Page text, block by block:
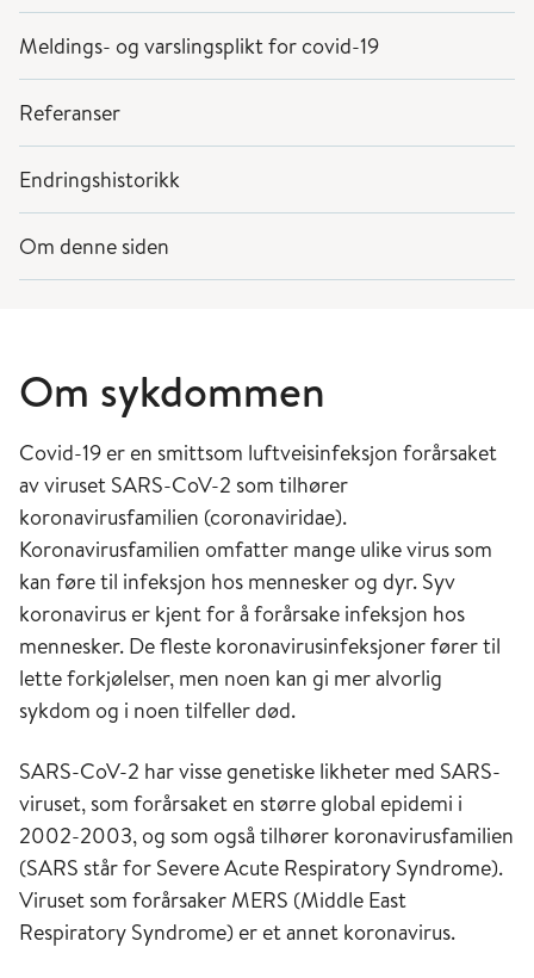
Meldings- og varslingsplikt for covid-19
Referanser
Endringshistorikk
Om denne siden
Om sykdommen
Covid-19 er en smittsom luftveisinfeksjon forårsaket
av viruset SARS-CoV-2 som tilhører
koronavirusfamilien (coronaviridae).
Koronavirusfamilien omfatter mange ulike virus som
kan føre til infeksjon hos mennesker og dyr. Syv
koronavirus er kjent for å forårsake infeksjon hos
mennesker. De fleste koronavirusinfeksjoner fører til
lette forkjølelser, men noen kan gi mer alvorlig
sykdom og i noen tilfeller død.
SARS-CoV-2 har visse genetiske likheter med SARS-
viruset, som forårsaket en større global epidemi i
2002-2003, og som også tilhører koronavirusfamilien
(SARS står for Severe Acute Respiratory Syndrome).
Viruset som forårsaker MERS (Middle East
Respiratory Syndrome) er et annet koronavirus.